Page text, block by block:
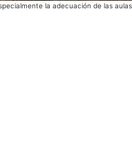
la adecuación de las